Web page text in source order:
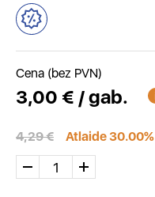
Cena (bez PVN)
3,00 € / gab.
4,29 € Atlaide 30.00%